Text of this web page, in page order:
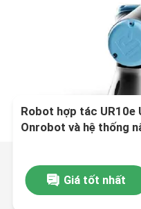
Robot hợp tác UR10e
Onrobot và hệ thống
Giá tốt nhất